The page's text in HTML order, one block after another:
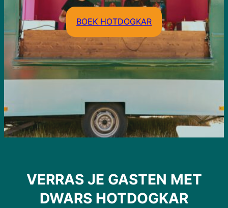
BOEK HOTDOGKAR
VERRAS JE GASTEN MET
DWARS HOTDOGKAR